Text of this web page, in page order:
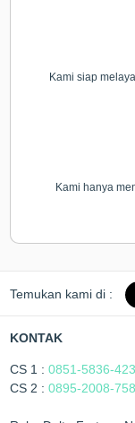
Kami siap
Kami hanya
Temukan kami di :
KONTAK
CS 1 :0851-5836-
CS 2 :0895-2008-